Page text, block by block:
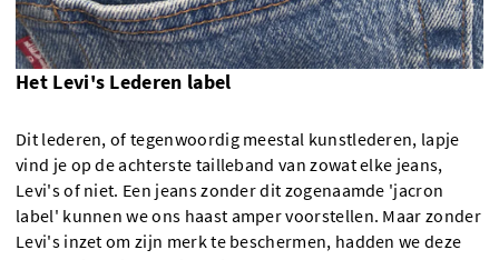
Het Levi's Lederen label
Dit lederen, of tegenwoordig meestal kunstlederen, lapje
vind je op de achterste tailleband van zowat elke jeans,
Levi's of niet. Een jeans zonder dit zogenaamde 'jacron
label' kunnen we ons haast amper voorstellen. Maar zonder
Levi's inzet om zijn merk te beschermen, hadden we deze